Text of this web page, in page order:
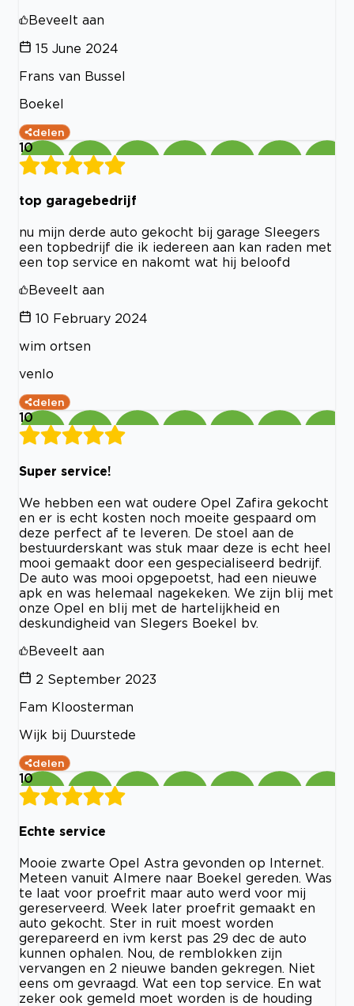
Beveelt aan
15 June 2024
Frans van Bussel
Boekel
delen
10
top garagebedrijf
nu mijn derde auto gekocht bij garage Sleegers
een topbedrijf die ik iedereen aan kan raden met
een top service en nakomt wat hij beloofd
Beveelt aan
10 February 2024
wim ortsen
venlo
delen
10
Super service!
We hebben een wat oudere Opel Zafira gekocht
en er is echt kosten noch moeite gespaard om
deze perfect af te leveren. De stoel aan de
bestuurderskant was stuk maar deze is echt heel
mooi gemaakt door een gespecialiseerd bedrijf.
De auto was mooi opgepoetst, had een nieuwe
apk en was helemaal nagekeken. We zijn blij met
onze Opel en blij met de hartelijkheid en
deskundigheid van Slegers Boekel bv.
Beveelt aan
2 September 2023
Fam Kloosterman
Wijk bij Duurstede
delen
10
Echte service
Mooie zwarte Opel Astra gevonden op Internet.
Meteen vanuit Almere naar Boekel gereden. Was
te laat voor proefrit maar auto werd voor mij
gereserveerd. Week later proefrit gemaakt en
auto gekocht. Ster in ruit moest worden
gerepareerd en ivm kerst pas 29 dec de auto
kunnen ophalen. Nou, de remblokken zijn
vervangen en 2 nieuwe banden gekregen. Niet
eens om gevraagd. Wat een top service. En wat
zeker ook gemeld moet worden is de houding